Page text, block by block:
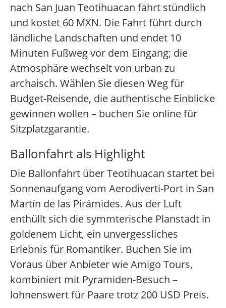
nach San Juan Teotihuacan fährt stündlich
und kostet 60 MXN. Die Fahrt führt durch
ländliche Landschaften und endet 10
Minuten Fußweg vor dem Eingang; die
Atmosphäre wechselt von urban zu
archaisch. Wählen Sie diesen Weg für
Budget-Reisende, die authentische Einblicke
gewinnen wollen – buchen Sie online für
Sitzplatzgarantie.
Ballonfahrt als Highlight
Die Ballonfahrt über Teotihuacan startet bei
Sonnenaufgang vom Aerodiverti-Port in San
Martín de las Pirámides. Aus der Luft
enthüllt sich die symmterische Planstadt in
goldenem Licht, ein unvergessliches
Erlebnis für Romantiker. Buchen Sie im
Voraus über Anbieter wie Amigo Tours,
kombiniert mit Pyramiden-Besuch –
lohnenswert für Paare trotz 200 USD Preis.